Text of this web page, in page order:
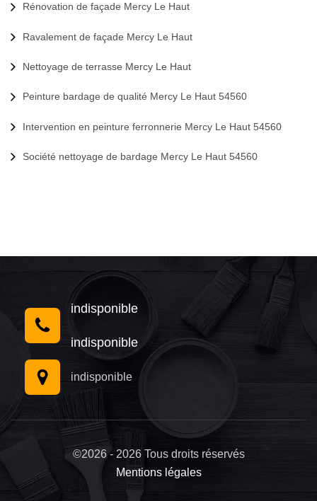
Rénovation de façade Mercy Le Haut
Ravalement de façade Mercy Le Haut
Nettoyage de terrasse Mercy Le Haut
Peinture bardage de qualité Mercy Le Haut 54560
Intervention en peinture ferronnerie Mercy Le Haut 54560
Société nettoyage de bardage Mercy Le Haut 54560
indisponible
indisponible
indisponible
©2026 - 2026 Tous droits réservés
Mentions légales